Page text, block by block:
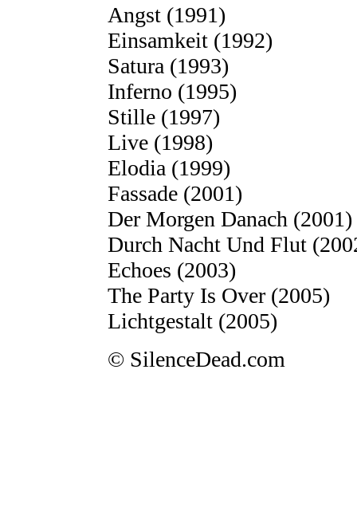
Angst (1991)
Einsamkeit (1992)
Satura (1993)
Inferno (1995)
Stille (1997)
Live (1998)
Elodia (1999)
Fassade (2001)
Der Morgen Danach (2001)
Durch Nacht Und Flut
Echoes (2003)
The Party Is Over (2005)
Lichtgestalt (2005)
© SilenceDead.com